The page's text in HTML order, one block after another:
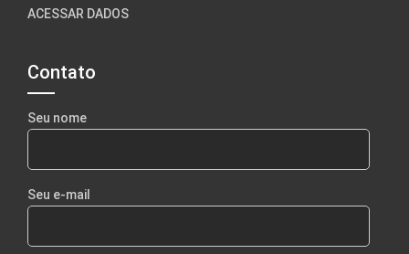
ACESSAR DADOS
Contato
Seu nome
Seu e-mail